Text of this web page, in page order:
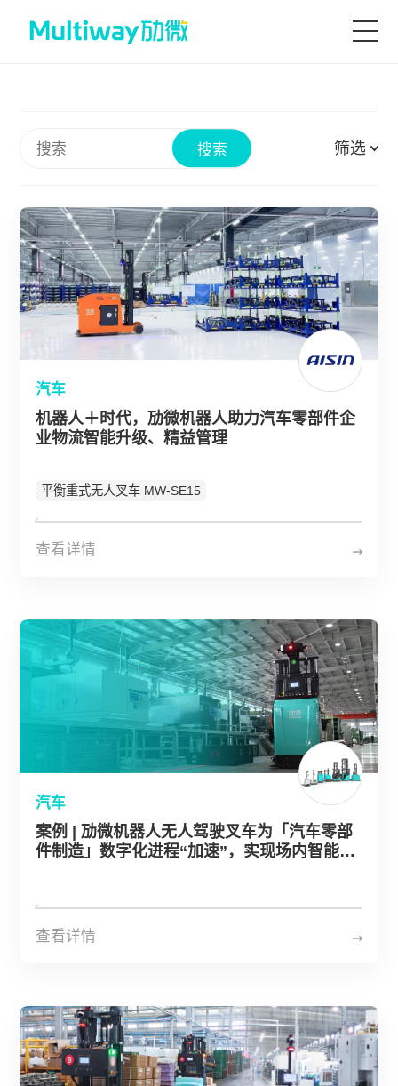
产品技术
场景应用
案例中心
关于劢微
EN JP KR
DE
搜索 筛选
汽车
机器人＋时代，劢微机器人助力汽车零部件企
业物流智能升级、精益管理
平衡重式无人叉车 MW-SE15
查看详情
汽车
案例 | 劢微机器人无人驾驶叉车为「汽车零部
件制造」数字化进程“加速”，实现场内智能物
查看详情